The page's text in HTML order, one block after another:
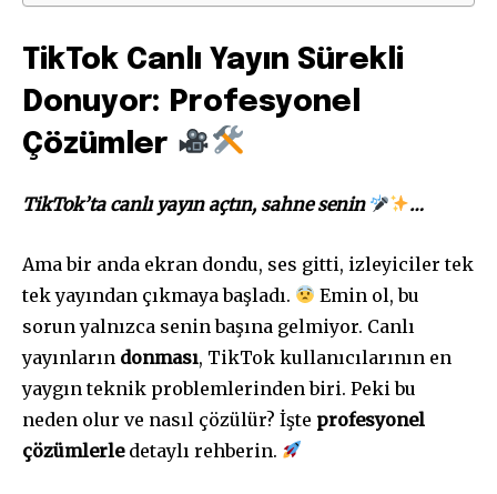
TikTok Canlı Yayın Sürekli
Donuyor: Profesyonel
Çözümler
TikTok’ta canlı yayın açtın, sahne senin …
Ama bir anda ekran dondu, ses gitti, izleyiciler tek
tek yayından çıkmaya başladı.
Emin ol, bu
sorun yalnızca senin başına gelmiyor. Canlı
yayınların donması, TikTok kullanıcılarının en
yaygın teknik problemlerinden biri. Peki bu
neden olur ve nasıl çözülür? İşte profesyonel
çözümlerledetaylı rehberin.